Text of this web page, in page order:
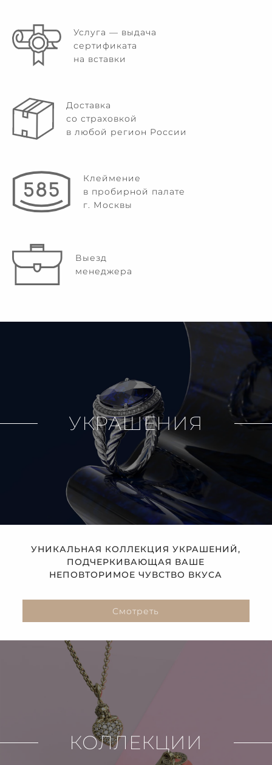
Услуга — выдача
сертификата
на вставки
Доставка
со страховкой
в любой регион России
Клеймение
в пробирной палате
г. Москвы
Выезд
менеджера
УКРАШЕНИЯ
УНИКАЛЬНАЯ КОЛЛЕКЦИЯ УКРАШЕНИЙ,
ПОДЧЕРКИВАЮЩАЯ ВАШЕ
НЕПОВТОРИМОЕ ЧУВСТВО ВКУСА
Смотреть
КОЛЛЕКЦИИ